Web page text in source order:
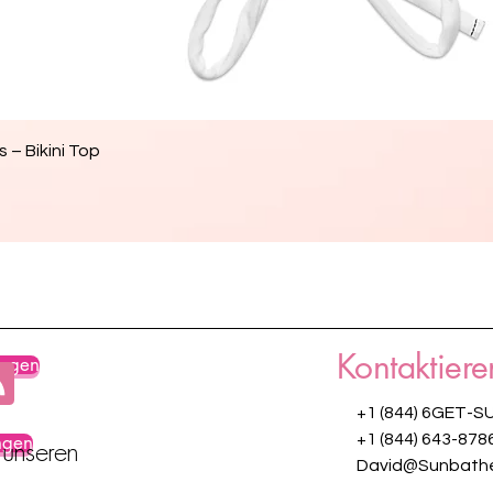
– Bikini Top
+1 (844) 6GET-
+1 (844) 643-